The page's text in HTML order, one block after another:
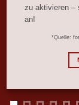
Wie das
ProSiebenSat1 2023